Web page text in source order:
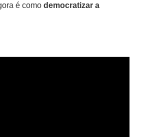
é comodemocratizar a